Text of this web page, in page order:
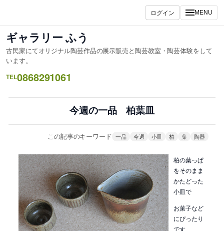
ス
キ
ッ
プ
ログイン MENU
ギャラリー ふう
古民家にてオリジナル陶芸作品の展示販売と陶芸教室・陶芸体験をして
います。
TEL0868291061
今週の一品 柏葉皿
この記事のキーワード 一品 今週 小皿 柏 葉 陶器
柏の葉っぱ
をそのまま
かたどった
小皿で
お菓子など
にぴったり
です